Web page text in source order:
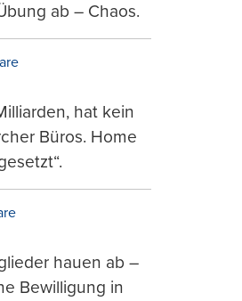
ab – Chaos.
hat kein
Büros. Home
hauen ab –
Bewilligung in